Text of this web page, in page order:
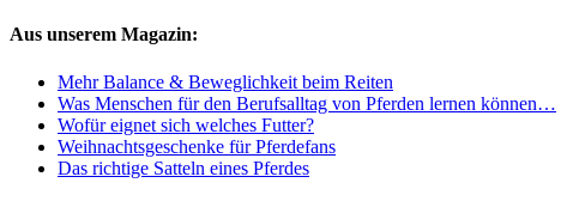
Aus unserem Magazin:
Mehr Balance & Beweglichkeit beim Reiten
Was Menschen für den Berufsalltag von Pferden lernen können…
Wofür eignet sich welches Futter?
Weihnachtsgeschenke für Pferdefans
Das richtige Satteln eines Pferdes